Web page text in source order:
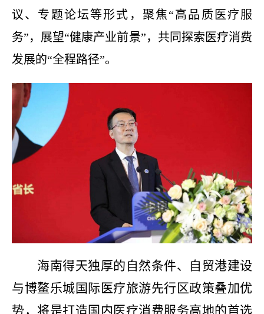
议、专题论坛等形式，聚焦“高品质医疗服
务”，展望“健康产业前景”，共同探索医疗消费
发展的“全程路径”。
海南得天独厚的自然条件、自贸港建设
与博鳌乐城国际医疗旅游先行区政策叠加优
势，将是打造国内医疗消费服务高地的首选